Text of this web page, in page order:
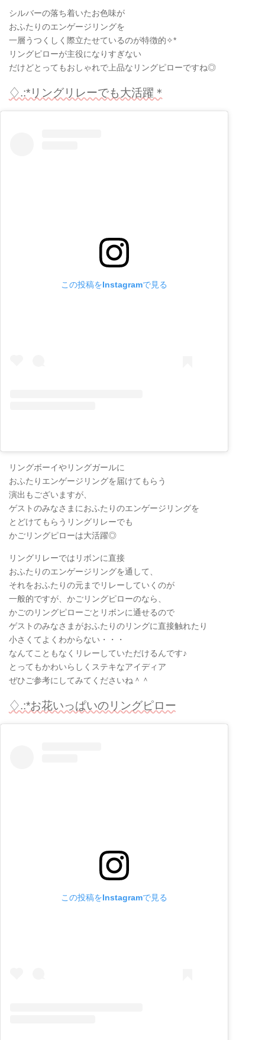
シルバーの落ち着いたお色味が
おふたりのエンゲージリングを
一層うつくしく際立たせているのが特徴的✧*
リングピローが主役になりすぎない
だけどとってもおしゃれで上品なリングピローですね◎
♢.:*リングリレーでも大活躍＊
この投稿をInstagramで見る
リングボーイやリングガールに
おふたりエンゲージリングを届けてもらう
演出もございますが、
ゲストのみなさまにおふたりのエンゲージリングを
とどけてもらうリングリレーでも
かごリングピローは大活躍◎
リングリレーではリボンに直接
おふたりのエンゲージリングを通して、
それをおふたりの元までリレーしていくのが
一般的ですが、かごリングピローのなら、
かごのリングピローごとリボンに通せるので
ゲストのみなさまがおふたりのリングに直接触れたり
小さくてよくわからない・・・
なんてこともなくリレーしていただけるんです♪
とってもかわいらしくステキなアイディア
ぜひご参考にしてみてくださいね＾＾
♢.:*お花いっぱいのリングピロー
この投稿をInstagramで見る